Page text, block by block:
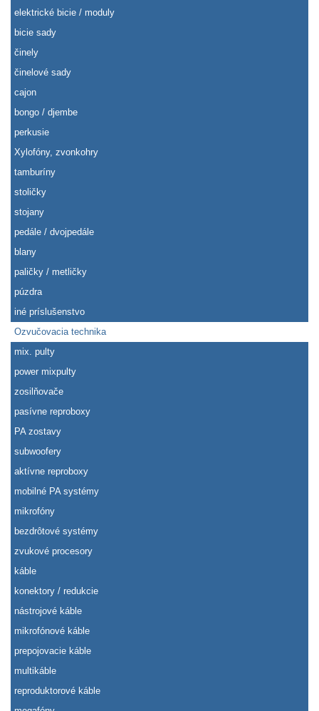
elektrické bicie / moduly
bicie sady
činely
činelové sady
cajon
bongo / djembe
perkusie
Xylofóny, zvonkohry
tamburíny
stoličky
stojany
pedále / dvojpedále
blany
paličky / metličky
púzdra
iné príslušenstvo
Ozvučovacia technika
mix. pulty
power mixpulty
zosilňovače
pasívne reproboxy
PA zostavy
subwoofery
aktívne reproboxy
mobilné PA systémy
mikrofóny
bezdrôtové systémy
zvukové procesory
káble
konektory / redukcie
nástrojové káble
mikrofónové káble
prepojovacie káble
multikáble
reproduktorové káble